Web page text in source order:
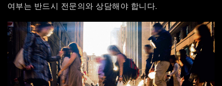
여부는 반드시 전문의와 상담해야 합니다.